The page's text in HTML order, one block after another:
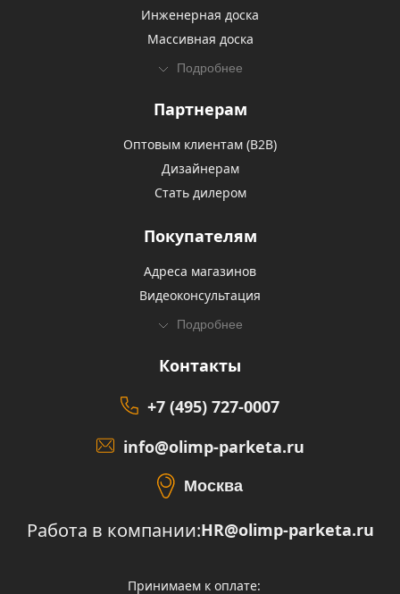
Инженерная доска
Массивная доска
Подробнее
Партнерам
Оптовым клиентам (В2В)
Дизайнерам
Стать дилером
Покупателям
Адреса магазинов
Видеоконсультация
Подробнее
Контакты
+7 (495) 727-0007
info@olimp-parketa.ru
Москва
Работа в компании:HR@olimp-parketa.ru
Принимаем к оплате: